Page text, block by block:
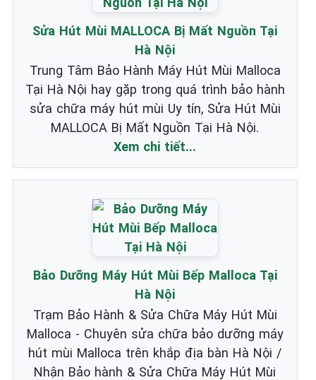
Sửa Hút Mùi MALLOCA Bị Mất Nguồn Tại
Hà Nội
Trung Tâm Bảo Hành Máy Hút Mùi Malloca
Tại Hà Nội hay gặp trong quá trình bảo hành
sửa chữa máy hút mùi Uy tín, Sửa Hút Mùi
MALLOCA Bị Mất Nguồn Tại Hà Nội.
Xem chi tiết...
Bảo Dưỡng Máy Hút Mùi Bếp Malloca Tại
Hà Nội
Trạm Bảo Hành & Sửa Chữa Máy Hút Mùi
Malloca - Chuyên sửa chữa bảo dưỡng máy
hút mùi Malloca trên khắp địa bàn Hà Nội /
Nhận Bảo hành & Sửa Chữa Máy Hút Mùi